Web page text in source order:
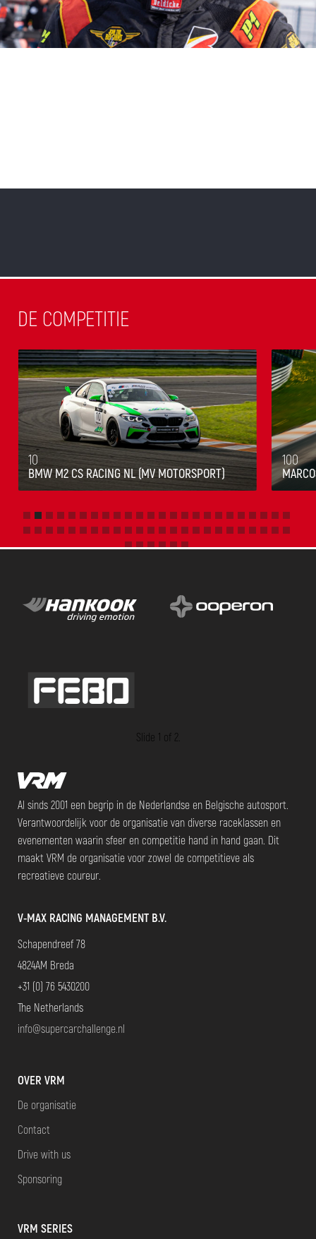
DE COMPETITIE
10
BMW M2 CS RACING NL (MV MOTORSPORT)
100
Slide 1 of 2.
Al sinds 2001 een begrip in de Nederlandse en Belgische autosport.
Verantwoordelijk voor de organisatie van diverse raceklassen en
evenementen waarin sfeer en competitie hand in hand gaan. Dit
maakt VRM de organisatie voor zowel de competitieve als
recreatieve coureur.
V-MAX RACING MANAGEMENT B.V.
Schapendreef 78
4824AM Breda
+31 (0) 76 5430200
The Netherlands
info@supercarchallenge.nl
OVER VRM
De organisatie
Contact
Drive with us
Sponsoring
VRM SERIES